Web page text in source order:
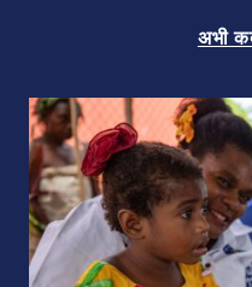
अभी
एमपीए बनाएं